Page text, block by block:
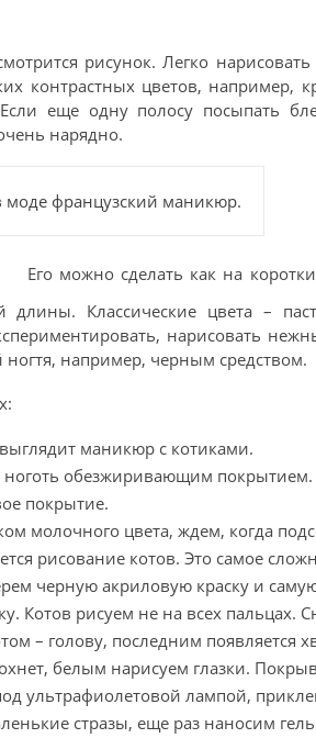
рисунок. Легко нарисовать
контрастных цветов, например,
еще одну полосу посыпать
нарядно.
моде французский маникюр.
Его можно сделать как на
длины. Классические цвета –
нарисовать
ногтя, например, черным средством.
маникюр с котиками.
обезжиривающим покрытием.
покрытие.
молочного цвета, ждем, когда
рисование котов. Это самое
черную акриловую краску и
Котов рисуем не на всех пальцах.
– голову, последним появляется
белым нарисуем глазки.
ультрафиолетовой лампой,
стразы, еще раз наносим